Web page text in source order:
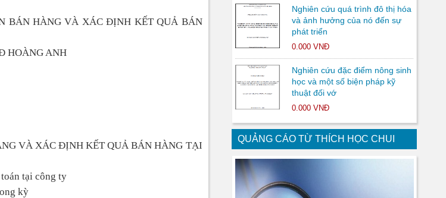
BÁN HÀNG VÀ XÁC ĐỊNH KẾT QUẢ BÁN
HOÀNG ANH
VÀ XÁC ĐỊNH KẾT QUẢ BÁN HÀNG TẠI
tại công ty
kỳ
Nghiên cứu quá trình đô thị hóa
và ảnh hưởng của nó đến sự
phát triển
0.000 VNĐ
Nghiên cứu đặc điểm nông sinh
học và một số biện pháp kỹ
thuật đối vớ
0.000 VNĐ
QUẢNG CÁO TỪ THÍCH HỌC CHUI